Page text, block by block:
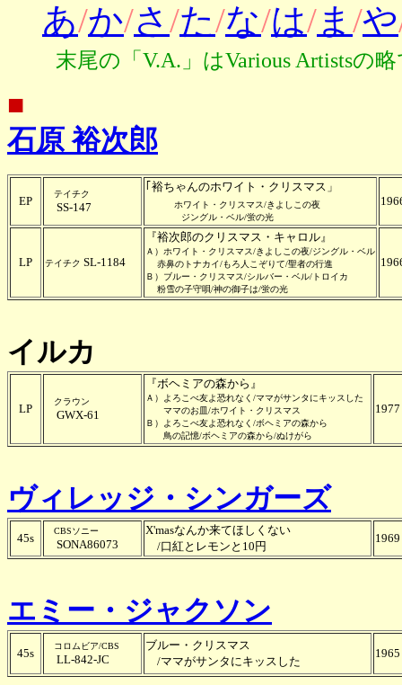
あ/か/さ /た/な/は/ま /や
末尾の「V.A.」はVarious Artistsの略
■
石原 裕次郎
EP
テイチク
SS-147
｢裕ちゃんのホワイト・クリスマス」
ホワイト・クリスマス/きよしこの夜
ジングル・ベル/蛍の光
LP テイチク SL-1184
『裕次郎のクリスマス・キャロル』
Ａ）ホワイト・クリスマス/きよしこの夜/ジングル・ベル
赤鼻のトナカイ/もろ人こぞりて/聖者の行進
Ｂ）ブルー・クリスマス/シルバー・ベル/トロイカ
粉雪の子守唄/神の御子は/蛍の光
イルカ
LP
クラウン
GWX-61
『ボヘミアの森から』
Ａ）よろこべ友よ恐れなく/ママがサンタにキッスした
ママのお皿/ホワイト・クリスマス
Ｂ）よろこべ友よ恐れなく/ボヘミアの森から
鳥の記憶/ボヘミアの森から/ぬけがら
1977
ヴィレッジ・シンガーズ
45s
CBSソニー
SONA86073
X'masなんか来てほしくない
/口紅とレモンと10円
1969
エミー・ジャクソン
45s
コロムビア/CBS
LL-842-JC
ブルー・クリスマス
/ママがサンタにキッスした
1965